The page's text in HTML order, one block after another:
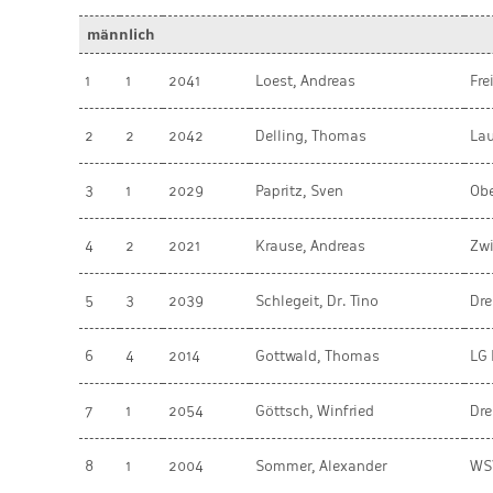
männlich
1 1 2041 Loest, Andreas
2 2 2042 Delling, Thomas
3 1 2029 Papritz, Sven
4 2 2021 Krause, Andreas
5 3 2039 Schlegeit, Dr. Tino
6 4 2014 Gottwald, Thomas
7 1 2054 Göttsch, Winfried
8 1 2004 Sommer, Alexander